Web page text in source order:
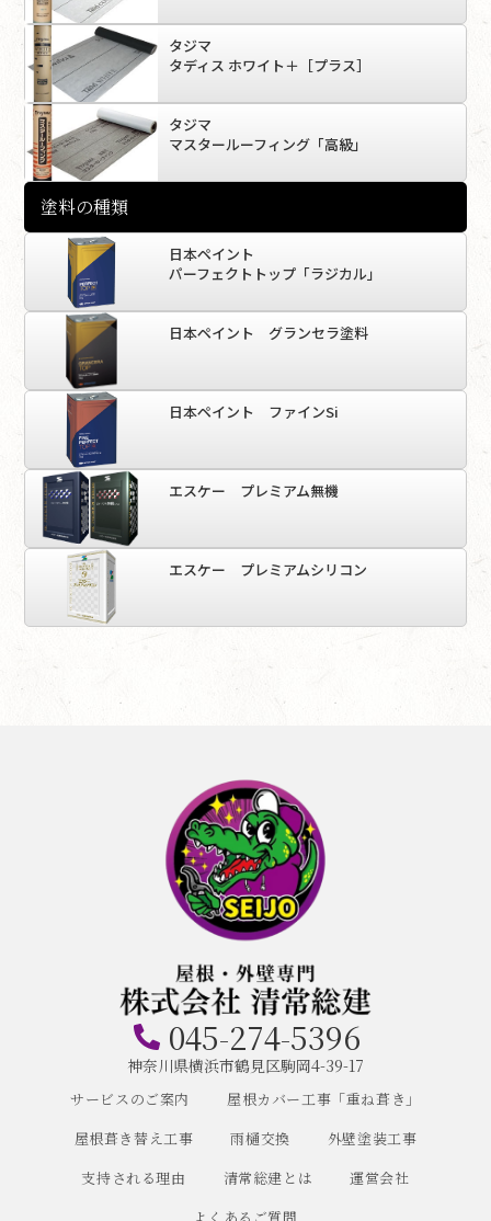
タジマ
タディス ホワイト＋［プラス］
タジマ
マスタールーフィング「高級」
塗料の種類
日本ペイント
パーフェクトトップ「ラジカル」
日本ペイント グランセラ塗料
日本ペイント ファインSi
エスケー プレミアム無機
エスケー プレミアムシリコン
045-274-5396
神奈川県横浜市鶴見区駒岡4-39-17
サービスのご案内
屋根カバー工事「重ね葺き」
屋根葺き替え工事
雨樋交換
外壁塗装工事
支持される理由
清常総建とは
運営会社